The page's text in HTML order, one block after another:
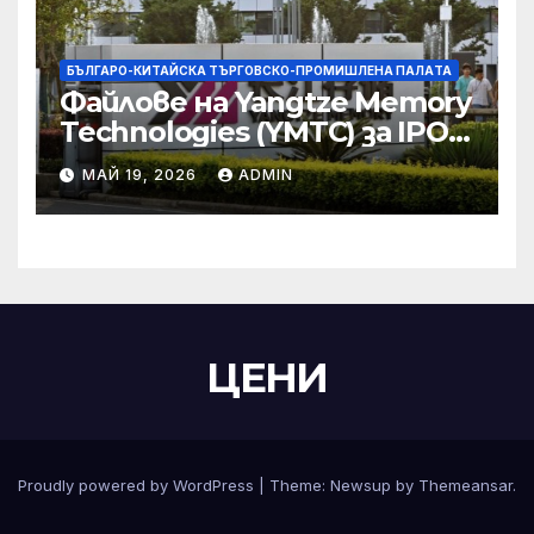
БЪЛГАРО-КИТАЙСКА ТЪРГОВСКО-ПРОМИШЛЕНА ПАЛAТА
Файлове на Yangtze Memory
Technologies (YMTC) за IPO
на STAR Market
МАЙ 19, 2026 ADMIN
ЦЕНИ
Proudly powered by WordPress Theme: Newsup by Themeansar.